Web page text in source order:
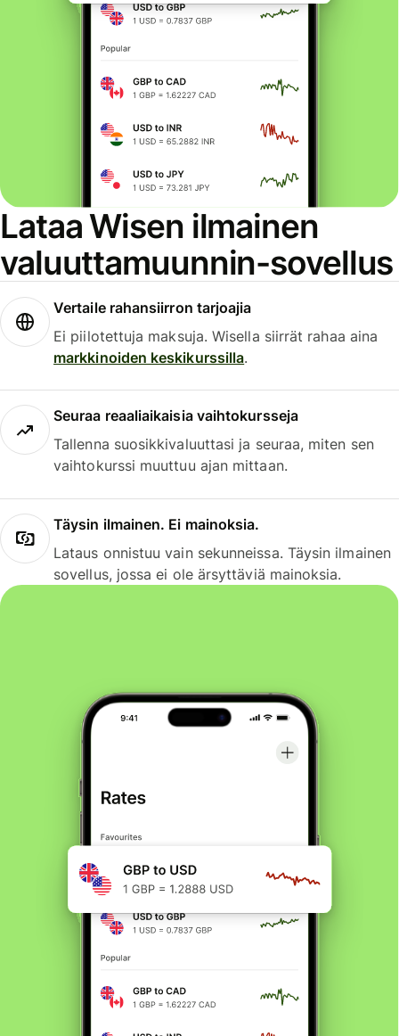
Lataa Wisen ilmainen
valuuttamuunnin-sovellus
Vertaile rahansiirron tarjoajia
Ei piilotettuja maksuja. Wisella siirrät rahaa aina
markkinoiden keskikurssilla.
Seuraa reaaliaikaisia vaihtokursseja
Tallenna suosikkivaluuttasi ja seuraa, miten sen
vaihtokurssi muuttuu ajan mittaan.
Täysin ilmainen. Ei mainoksia.
Lataus onnistuu vain sekunneissa. Täysin ilmainen
sovellus, jossa ei ole ärsyttäviä mainoksia.